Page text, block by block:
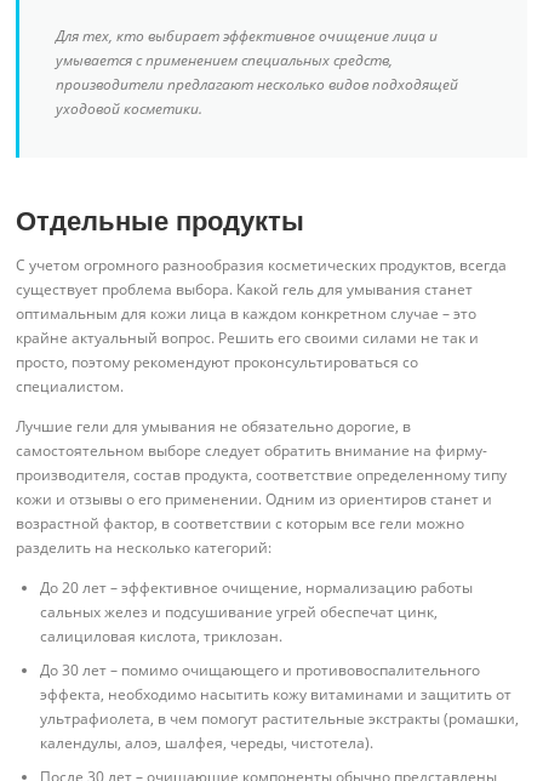
Для тех, кто выбирает эффективное очищение лица и
умывается с применением специальных средств,
производители предлагают несколько видов подходящей
уходовой косметики.
Отдельные продукты
С учетом огромного разнообразия косметических продуктов, всегда
существует проблема выбора. Какой гель для умывания станет
оптимальным для кожи лица в каждом конкретном случае – это
крайне актуальный вопрос. Решить его своими силами не так и
просто, поэтому рекомендуют проконсультироваться со
специалистом.
Лучшие гели для умывания не обязательно дорогие, в
самостоятельном выборе следует обратить внимание на фирму-
производителя, состав продукта, соответствие определенному типу
кожи и отзывы о его применении. Одним из ориентиров станет и
возрастной фактор, в соответствии с которым все гели можно
разделить на несколько категорий:
До 20 лет – эффективное очищение, нормализацию работы
сальных желез и подсушивание угрей обеспечат цинк,
салициловая кислота, триклозан.
До 30 лет – помимо очищающего и противовоспалительного
эффекта, необходимо насытить кожу витаминами и защитить от
ультрафиолета, в чем помогут растительные экстракты (ромашки,
календулы, алоэ, шалфея, череды, чистотела).